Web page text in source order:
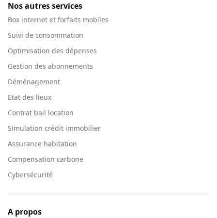
Nos autres services
Box internet et forfaits mobiles
Suivi de consommation
Optimisation des dépenses
Gestion des abonnements
Déménagement
Etat des lieux
Contrat bail location
Simulation crédit immobilier
Assurance habitation
Compensation carbone
Cybersécurité
A propos